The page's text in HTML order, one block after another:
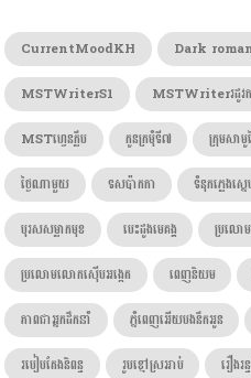
CurrentMoodKH Dark
MSTWriterS1
MSTWriterរដូវ
MSTហ្វេនក្លឹប
កូនក្រមុំទី៧ ក្រុមសាមូ
ថ្ងៃណាមួយ
ទសប៉ាកកា ទំនុកភ្លេងស្ន
បុរសសម្លាកមុខ
បេះដូងមេគង្គ
ប្រលោ
ប្រលោមលោកស៊ើបអង្កេត
ពេញនិយម
ភាពជាអ្នកដឹកនាំ
ភ្នំពេញអើយបងនឹកអូន
របៀបតែងនិពន្ធ
រូបខ្មៅស្រអាប់ រឿងរន្